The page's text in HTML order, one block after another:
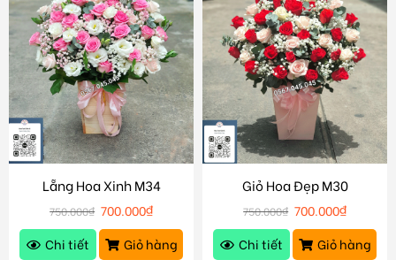
Lẵng Hoa Xinh M34
750.000₫ 700.000₫
Chi tiết
Giỏ hàng
Giỏ Hoa Đẹp M30
750.000₫ 700.000₫
Chi tiết
Giỏ hàng